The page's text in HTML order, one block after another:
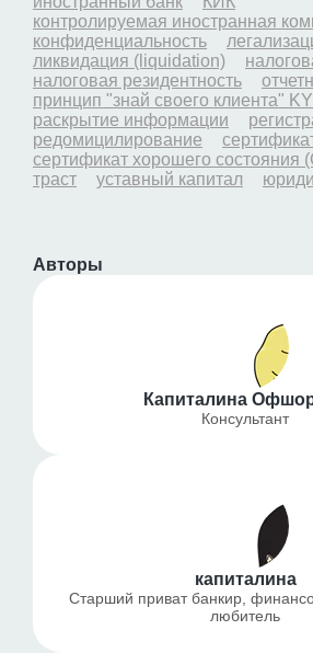
контролируемая иностранная
конфиденциальность
ликвидация (liquidation)
налоговая резидентность
принцип "знай своего клиента"
раскрытие информации
редомицилирование
сертификат хорошего состояния
траст
уставный капитал
Авторы
Капиталина
Консультант
капиталина
Старший приват банкир,
любитель